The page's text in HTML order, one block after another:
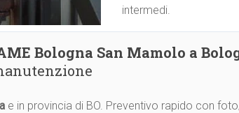
intermedi.
Bologna San Mamolo a
e in provincia di BO. Preventivo rapido con